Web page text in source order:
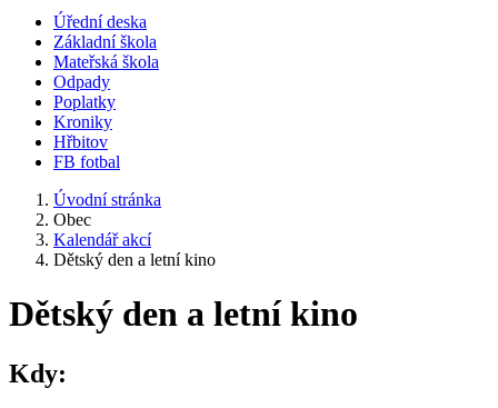
Úřední deska
Základní škola
Mateřská škola
Odpady
Poplatky
Kroniky
Hřbitov
FB fotbal
Úvodní stránka
Obec
Kalendář akcí
Dětský den a letní kino
Dětský den a letní kino
Kdy: